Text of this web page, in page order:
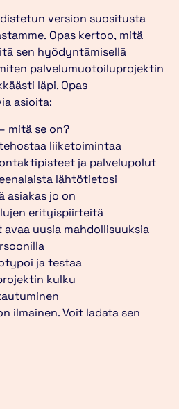
version suositusta
Opas kertoo, mitä
sen hyödyntämisellä
palvelumuotoiluprojektin
läpi. Opas
asioita:
mitä se on?
liiketoimintaa
ja palvelupolut
lähtötietosi
asiakas jo on
erityispiirteitä
uusia mahdollisuuksia
ja testaa
kulku
ilmainen. Voit ladata sen